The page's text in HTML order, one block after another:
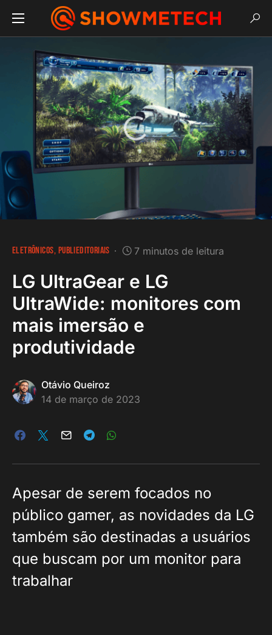
ELETRÔNICOS PUBLIEDITORIAIS 7 minutos de leitura
LG UltraGear e LG
UltraWide: monitores com
mais imersão e
produtividade
Otávio Queiroz
14 de março de 2023
Apesar de serem focados no
público gamer, as novidades da LG
também são destinadas a usuários
que buscam por um monitor para
trabalhar